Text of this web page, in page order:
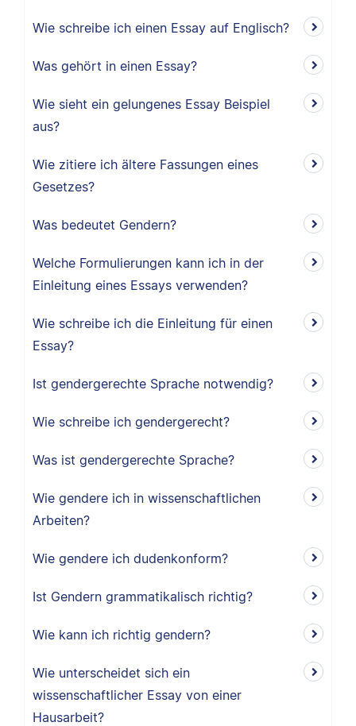
Wie schreibe ich einen Essay auf Englisch?
Was gehört in einen Essay?
Wie sieht ein gelungenes Essay Beispiel
aus?
Wie zitiere ich ältere Fassungen eines
Gesetzes?
Was bedeutet Gendern?
Welche Formulierungen kann ich in der
Einleitung eines Essays verwenden?
Wie schreibe ich die Einleitung für einen
Essay?
Ist gendergerechte Sprache notwendig?
Wie schreibe ich gendergerecht?
Was ist gendergerechte Sprache?
Wie gendere ich in wissenschaftlichen
Arbeiten?
Wie gendere ich dudenkonform?
Ist Gendern grammatikalisch richtig?
Wie kann ich richtig gendern?
Wie unterscheidet sich ein
wissenschaftlicher Essay von einer
Hausarbeit?